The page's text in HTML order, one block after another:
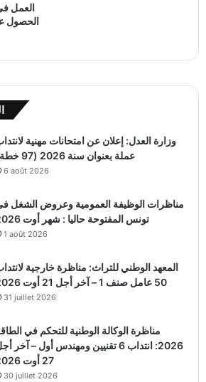
العمل
الحصول
وزارة العدل: إعلان عن امتحانات مهنية
عملة بعنوان سنة 2026 (97 خطة)
6 août 2026
مناظرات الوظيفة العمومية وعروض الشغل
تونس المفتوحة حاليا : شهر أوت 2026
1 août 2026
المعهد الوطني للتراث: مناظرة خارجية
50 عامل صنف 1 – آخر أجل 21 أوت 2026
31 juillet 2026
مناظرة الوكالة الوطنية للتحكم في
2026: انتداب 6 تقنيين ومهندس أول – آخر
27 أوت 2026
30 juillet 2026